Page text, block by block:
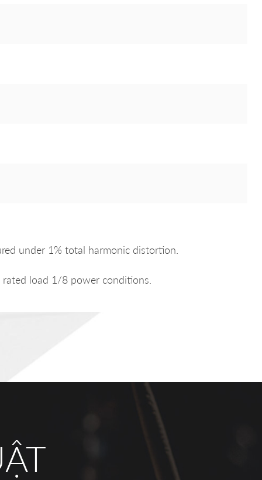
under 1% total harmonic distortion.
load 1/8 power conditions.